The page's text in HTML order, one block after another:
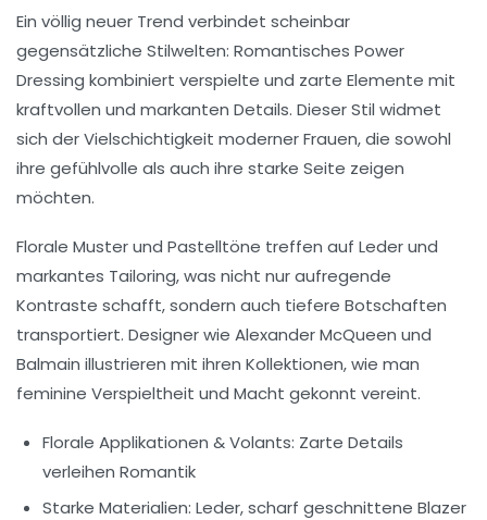
Ein völlig neuer Trend verbindet scheinbar
gegensätzliche Stilwelten: Romantisches Power
Dressing kombiniert verspielte und zarte Elemente mit
kraftvollen und markanten Details. Dieser Stil widmet
sich der Vielschichtigkeit moderner Frauen, die sowohl
ihre gefühlvolle als auch ihre starke Seite zeigen
möchten.
Florale Muster und Pastelltöne treffen auf Leder und
markantes Tailoring, was nicht nur aufregende
Kontraste schafft, sondern auch tiefere Botschaften
transportiert. Designer wie Alexander McQueen und
Balmain illustrieren mit ihren Kollektionen, wie man
feminine Verspieltheit und Macht gekonnt vereint.
Florale Applikationen & Volants: Zarte Details
verleihen Romantik
Starke Materialien: Leder, scharf geschnittene Blazer